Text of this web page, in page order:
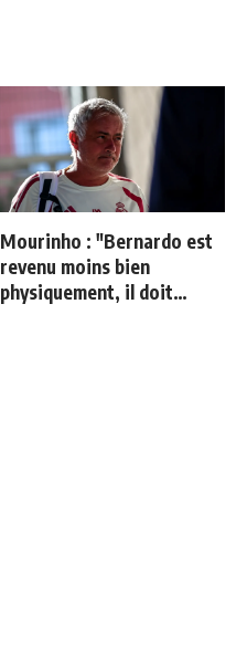
Mourinho : "Bernardo est
revenu moins bien
physiquement, il doit